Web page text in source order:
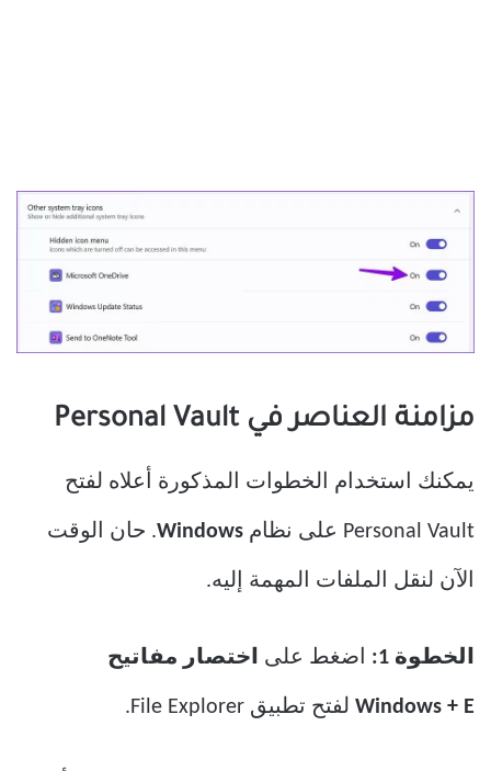
مزامنة العناصر في Personal Vault
يمكنك استخدام الخطوات المذكورة أعلاه لفتح
Personal Vault على نظام Windows. حان الوقت
الآن لنقل الملفات المهمة إليه.
الخطوة 1: اضغط على اختصار مفاتيح
Windows + E لفتح تطبيق File Explorer.